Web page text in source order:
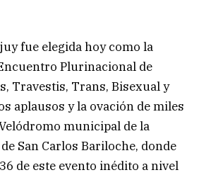
fue elegida hoy como la
Plurinacional de
Travestis, Trans, Bisexual y
aplausos y la ovación de miles
municipal de la
San Carlos Bariloche, donde
de este evento inédito a nivel